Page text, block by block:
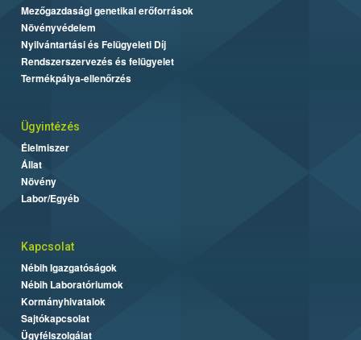
Mezőgazdasági genetikai erőforrások
Növényvédelem
Nyilvántartási és Felügyeleti Díj
Rendszerszervezés és felügyelet
Termékpálya-ellenőrzés
Ügyintézés
Élelmiszer
Állat
Növény
Labor/Egyéb
Kapcsolat
Nébih Igazgatóságok
Nébih Laboratóriumok
Kormányhivatalok
Sajtókapcsolat
Ügyfélszolgálat